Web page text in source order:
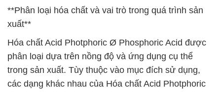
**Phân loại hóa chất và vai trò trong quá trình sản
xuất**
Hóa chất Acid Photphoric Ø Phosphoric Acid được
phân loại dựa trên nồng độ và ứng dụng cụ thể
trong sản xuất. Tùy thuộc vào mục đích sử dụng,
các dạng khác nhau của Hóa chất Acid Photphoric